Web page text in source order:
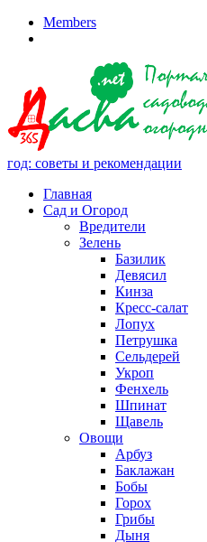
Members
год: советы и рекомендации
Главная
Сад и Огород
Вредители
Зелень
Базилик
Девясил
Кинза
Кресс-салат
Лопух
Петрушка
Сельдерей
Укроп
Фенхель
Шпинат
Щавель
Овощи
Арбуз
Баклажан
Бобы
Горох
Грибы
Дыня